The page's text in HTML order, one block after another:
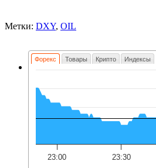
Метки: DXY, OIL
Форекс Товары Крипто Индексы
23:00 23:30